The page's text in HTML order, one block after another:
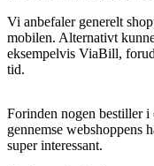
Vi anbefaler generelt
mobilen. Alternativt
eksempelvis ViaBill,
tid.
Forinden nogen bestiller
gennemse webshoppens
super interessant.